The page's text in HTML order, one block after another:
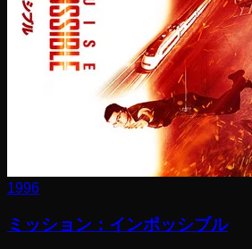
1996
ミッション：インポッシブル